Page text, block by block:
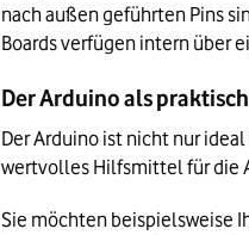
nach außen geführten Pins
Boards verfügen intern über
Der Arduino als
Der Arduino ist nicht nur
wertvolles Hilfsmittel für die
Sie möchten beispielsweise